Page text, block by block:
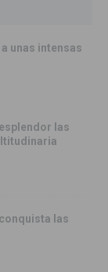
unas intensas
las
las